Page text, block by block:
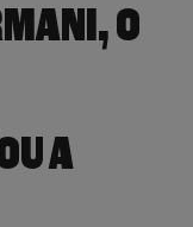
O
A